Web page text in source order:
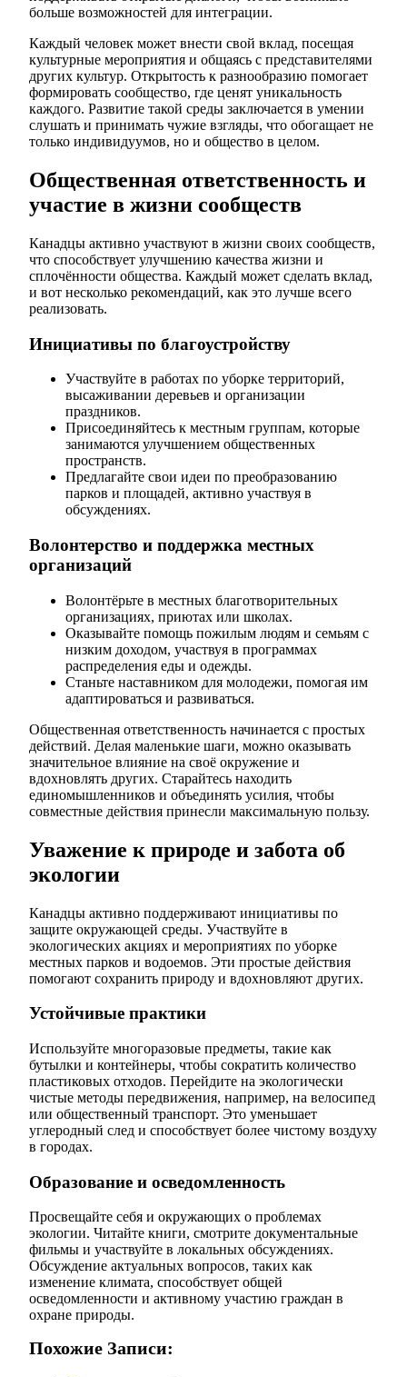
больше возможностей для интеграции.
Каждый человек может внести свой вклад, посещая
культурные мероприятия и общаясь с представителями
других культур. Открытость к разнообразию помогает
формировать сообщество, где ценят уникальность
каждого. Развитие такой среды заключается в умении
слушать и принимать чужие взгляды, что обогащает не
только индивидуумов, но и общество в целом.
Общественная ответственность и
участие в жизни сообществ
Канадцы активно участвуют в жизни своих сообществ,
что способствует улучшению качества жизни и
сплочённости общества. Каждый может сделать вклад,
и вот несколько рекомендаций, как это лучше всего
реализовать.
Инициативы по благоустройству
Участвуйте в работах по уборке территорий,
высаживании деревьев и организации
праздников.
Присоединяйтесь к местным группам, которые
занимаются улучшением общественных
пространств.
Предлагайте свои идеи по преобразованию
парков и площадей, активно участвуя в
обсуждениях.
Волонтерство и поддержка местных
организаций
Волонтёрьте в местных благотворительных
организациях, приютах или школах.
Оказывайте помощь пожилым людям и семьям с
низким доходом, участвуя в программах
распределения еды и одежды.
Станьте наставником для молодежи, помогая им
адаптироваться и развиваться.
Общественная ответственность начинается с простых
действий. Делая маленькие шаги, можно оказывать
значительное влияние на своё окружение и
вдохновлять других. Старайтесь находить
единомышленников и объединять усилия, чтобы
совместные действия принесли максимальную пользу.
Уважение к природе и забота об
экологии
Канадцы активно поддерживают инициативы по
защите окружающей среды. Участвуйте в
экологических акциях и мероприятиях по уборке
местных парков и водоемов. Эти простые действия
помогают сохранить природу и вдохновляют других.
Устойчивые практики
Используйте многоразовые предметы, такие как
бутылки и контейнеры, чтобы сократить количество
пластиковых отходов. Перейдите на экологически
чистые методы передвижения, например, на велосипед
или общественный транспорт. Это уменьшает
углеродный след и способствует более чистому воздуху
в городах.
Образование и осведомленность
Просвещайте себя и окружающих о проблемах
экологии. Читайте книги, смотрите документальные
фильмы и участвуйте в локальных обсуждениях.
Обсуждение актуальных вопросов, таких как
изменение климата, способствует общей
осведомленности и активному участию граждан в
охране природы.
Похожие Записи: